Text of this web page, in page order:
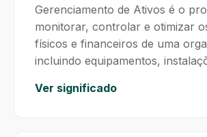
Gerenciamento de Ativos é o
monitorar, controlar e otimizar
físicos e financeiros de uma
incluindo equipamentos,
Ver significado